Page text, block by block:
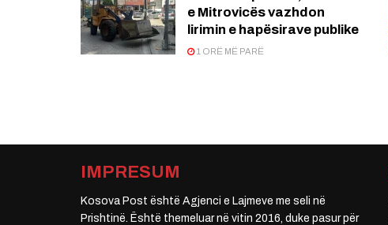
e Mitrovicës vazhdon
lirimin e hapësirave publike
1 ORË MË PARË
IMPRESUM
Kosova Post është Agjenci e Lajmeve me seli në
Prishtinë. Është themeluar në vitin 2016, duke pasur për